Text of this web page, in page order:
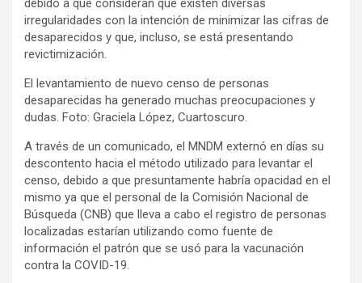
debido a que consideran que existen diversas
irregularidades con la intención de minimizar las cifras de
desaparecidos y que, incluso, se está presentando
revictimización.
El levantamiento de nuevo censo de personas
desaparecidas ha generado muchas preocupaciones y
dudas. Foto: Graciela López, Cuartoscuro.
A través de un comunicado, el MNDM externó en días su
descontento hacia el método utilizado para levantar el
censo, debido a que presuntamente habría opacidad en el
mismo ya que el personal de la Comisión Nacional de
Búsqueda (CNB) que lleva a cabo el registro de personas
localizadas estarían utilizando como fuente de
información el patrón que se usó para la vacunación
contra la COVID-19.